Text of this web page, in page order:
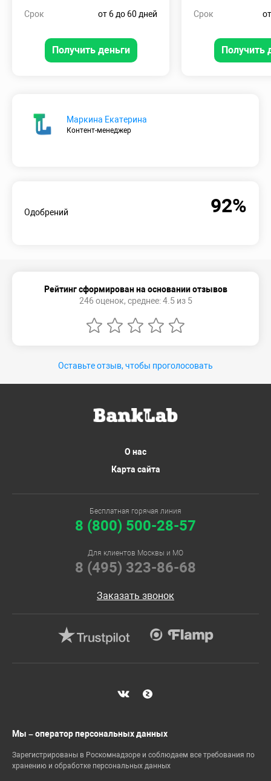
Срок от 6 до 60 дней
Получить деньги
Срок
Получить
Маркина Екатерина
Контент-менеджер
Одобрений 92%
Рейтинг сформирован на основании отзывов
246 оценок, среднее: 4.5 из 5
Оставьте отзыв, чтобы проголосовать
О нас
Карта сайта
Бесплатная горячая линия
8 (800) 500-28-57
Для клиентов Москвы и МО
8 (495) 323-86-68
Заказать звонок
Мы – оператор персональных данных
Зарегистрированы в Роскомнадзоре и соблюдаем все требования по
хранению и обработке персональных данных